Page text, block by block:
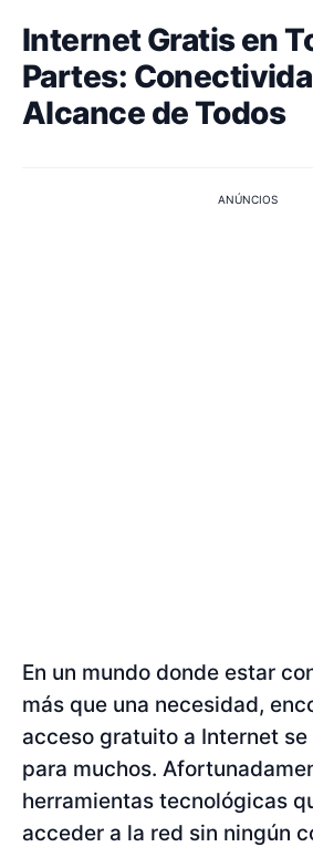
Internet Gratis en
Partes:
Alcance de Todos
ANÚNCIOS
En un mundo donde estar
más que una necesidad,
acceso gratuito a Internet
para muchos.
herramientas tecnológicas
acceder a la red sin ningún